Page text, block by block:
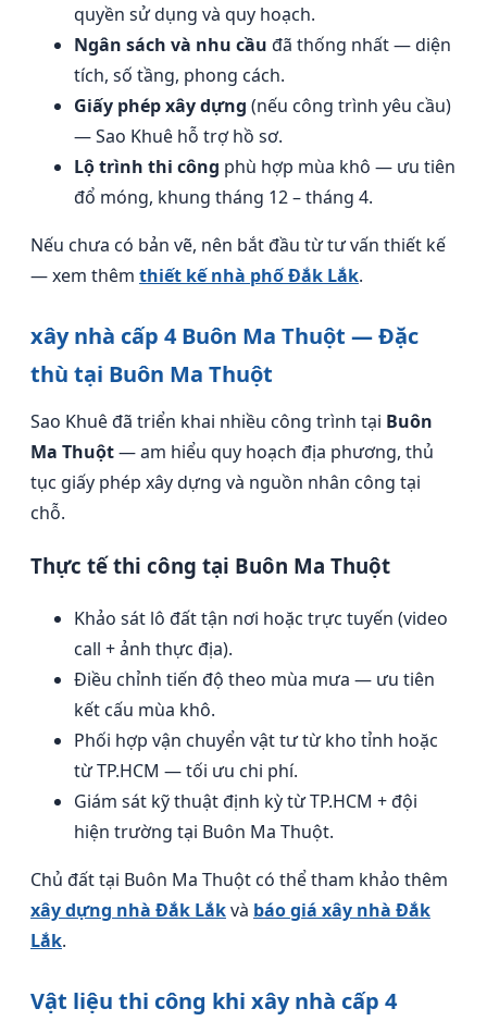
quyền sử dụng và quy hoạch.
Ngân sách và nhu cầu đã thống nhất — diện
tích, số tầng, phong cách.
Giấy phép xây dựng (nếu công trình yêu cầu)
— Sao Khuê hỗ trợ hồ sơ.
Lộ trình thi công phù hợp mùa khô — ưu tiên
đổ móng, khung tháng 12 – tháng 4.
Nếu chưa có bản vẽ, nên bắt đầu từ tư vấn thiết kế
— xem thêm thiết kế nhà phố Đắk Lắk.
xây nhà cấp 4 Buôn Ma Thuột — Đặc
thù tại Buôn Ma Thuột
Sao Khuê đã triển khai nhiều công trình tại Buôn
Ma Thuột— am hiểu quy hoạch địa phương, thủ
tục giấy phép xây dựng và nguồn nhân công tại
chỗ.
Thực tế thi công tại Buôn Ma Thuột
Khảo sát lô đất tận nơi hoặc trực tuyến (video
call + ảnh thực địa).
Điều chỉnh tiến độ theo mùa mưa — ưu tiên
kết cấu mùa khô.
Phối hợp vận chuyển vật tư từ kho tỉnh hoặc
từ TP.HCM — tối ưu chi phí.
Giám sát kỹ thuật định kỳ từ TP.HCM + đội
hiện trường tại Buôn Ma Thuột.
Chủ đất tại Buôn Ma Thuột có thể tham khảo thêm
xây dựng nhà Đắk Lắkvà báo giá xây nhà Đắk
Lắk.
Vật liệu thi công khi xây nhà cấp 4